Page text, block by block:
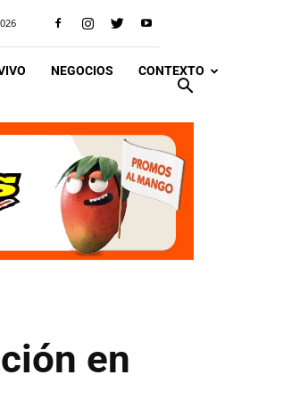
NEGOCIOS CONTEXTO
en